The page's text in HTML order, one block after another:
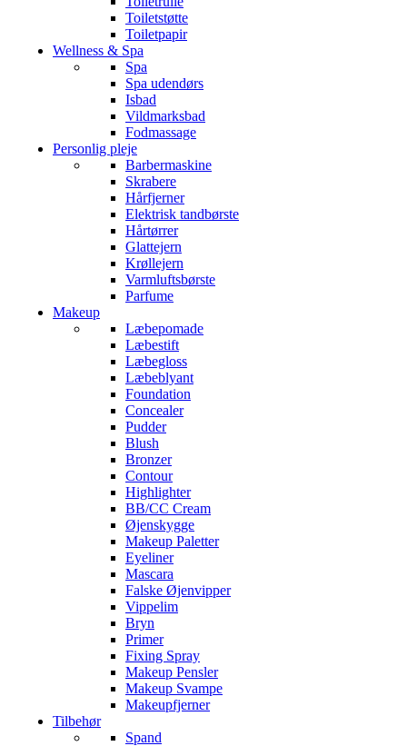
Toiletstøtte
Toiletpapir
Wellness & Spa
Spa
Spa udendørs
Isbad
Vildmarksbad
Fodmassage
Personlig pleje
Barbermaskine
Skrabere
Hårfjerner
Elektrisk tandbørste
Hårtørrer
Glattejern
Krøllejern
Varmluftsbørste
Parfume
Makeup
Læbepomade
Læbestift
Læbegloss
Læbeblyant
Foundation
Concealer
Pudder
Blush
Bronzer
Contour
Highlighter
BB/CC Cream
Øjenskygge
Makeup Paletter
Eyeliner
Mascara
Falske Øjenvipper
Vippelim
Bryn
Primer
Fixing Spray
Makeup Pensler
Makeup Svampe
Makeupfjerner
Tilbehør
Spand